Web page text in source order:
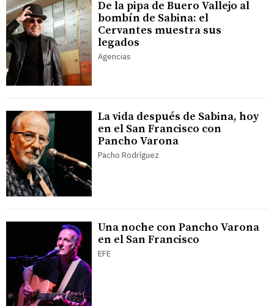
De la pipa de Buero Vallejo al
bombín de Sabina: el
Cervantes muestra sus
legados
Agencias
La vida después de Sabina, hoy
en el San Francisco con
Pancho Varona
Pacho Rodríguez
Una noche con Pancho Varona
en el San Francisco
EFE